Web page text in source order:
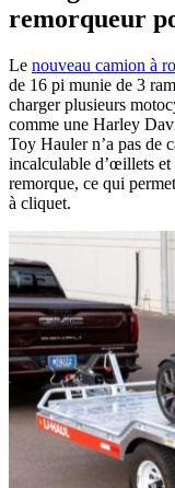
remorqueur
Le nouveau camion à
de 16 pi munie de 3
charger plusieurs
comme une Harley
Toy Hauler n’a pas de
incalculable d’œillets et
remorque, ce qui
à cliquet.